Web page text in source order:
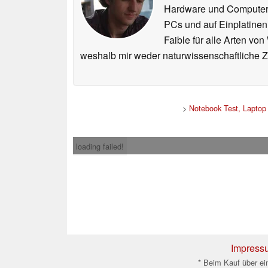
Hardware und
PCs und auf
Faible für alle Arten
weshalb mir weder naturwissenschaftliche
> Notebook Test,
loading failed!
* Beim Kauf über